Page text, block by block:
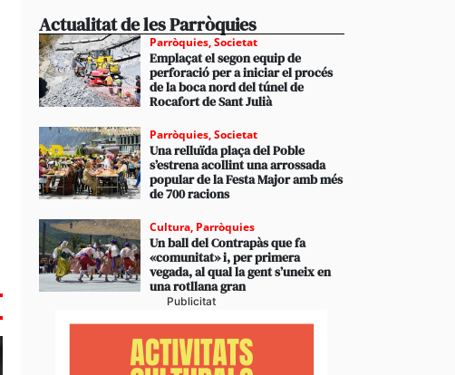
Actualitat de les Parròquies
Parròquies,Societat
Emplaçat el segon equip de
perforació per a iniciar el procés
de la boca nord del túnel de
Rocafort de Sant Julià
Parròquies,Societat
Una relluïda plaça del Poble
s’estrena acollint una arrossada
popular de la Festa Major amb més
de 700 racions
Cultura, Parròquies
Un ball del Contrapàs que fa
«comunitat» i, per primera
vegada, al qual la gent s’uneix en
una rotllana gran
Publicitat